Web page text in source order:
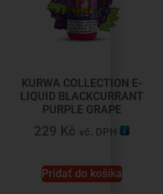
KURWA COLLECTION E-
LIQUID BLACKCURRANT
PURPLE GRAPE
229 Kč vč. DPH
Pridať do košíka